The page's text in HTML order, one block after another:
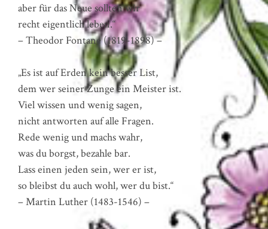
aber für das Neue sollten wir
recht eigentlich leben.“
– Theodor Fontane (1819-1898) –
„Es ist auf Erden kein besser List,
dem wer seiner Zunge ein Meister ist.
Viel wissen und wenig sagen,
nicht antworten auf alle Fragen.
Rede wenig und machs wahr,
was du borgst, bezahle bar.
Lass einen jeden sein, wer er ist,
so bleibst du auch wohl, wer du bist.“
– Martin Luther (1483-1546) –